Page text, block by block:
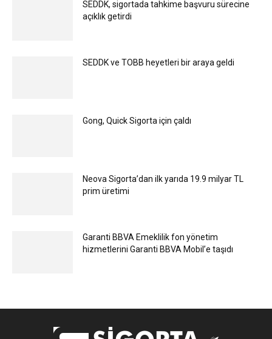
SEDDK, sigortada tahkime başvuru sürecine
açıklık getirdi
SEDDK ve TOBB heyetleri bir araya geldi
Gong, Quick Sigorta için çaldı
Neova Sigorta’dan ilk yarıda 19.9 milyar TL
prim üretimi
Garanti BBVA Emeklilik fon yönetim
hizmetlerini Garanti BBVA Mobil’e taşıdı